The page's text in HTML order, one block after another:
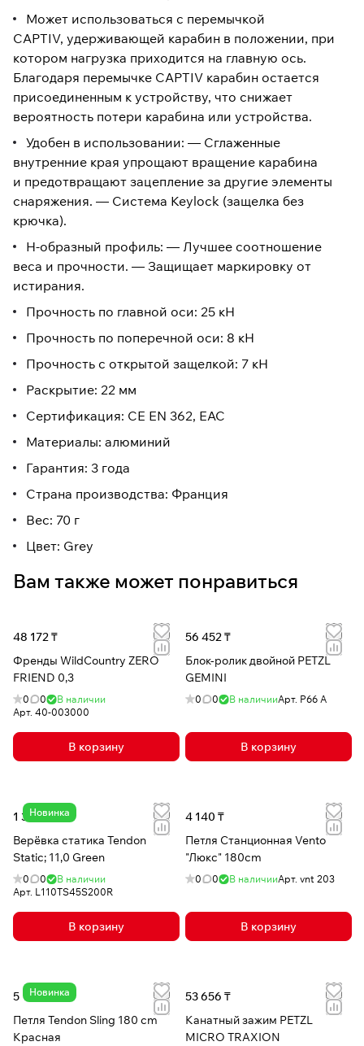
Может использоваться с перемычкой
CAPTIV, удерживающей карабин в положении, при
котором нагрузка приходится на главную ось.
Благодаря перемычке CAPTIV карабин остается
присоединенным к устройству, что снижает
вероятность потери карабина или устройства.
Удобен в использовании: — Сглаженные
внутренние края упрощают вращение карабина
и предотвращают зацепление за другие элементы
снаряжения. — Система Keylock (защелка без
крючка).
H-образный профиль: — Лучшее соотношение
веса и прочности. — Защищает маркировку от
истирания.
Прочность по главной оси: 25 кН
Прочность по поперечной оси: 8 кН
Прочность с открытой защелкой: 7 кН
Раскрытие: 22 мм
Сертификация: CE EN 362, EAC
Материалы: алюминий
Гарантия: 3 года
Страна производства: Франция
Вес: 70 г
Цвет: Grey
Вам также может понравиться
48 172 ₸
Френды WildCountry ZERO
FRIEND 0,3
0 0
В наличии
Арт. 40-003000
В корзину
56 452 ₸
Блок-ролик двойной PETZL
GEMINI
0 0 В наличииАрт. P66 A
В корзину
Новинка
1 317 ₸
Верёвка статика Tendon
Static; 11,0 Green
0 0
В наличии
Арт. L110TS45S200R
В корзину
4 140 ₸
Петля Станционная Vento
"Люкс" 180cm
0 0 В наличииАрт. vnt 203
В корзину
Новинка
5 161 ₸
Петля Tendon Sling 180 cm
Красная
53 656 ₸
Канатный зажим PETZL
MICRO TRAXION